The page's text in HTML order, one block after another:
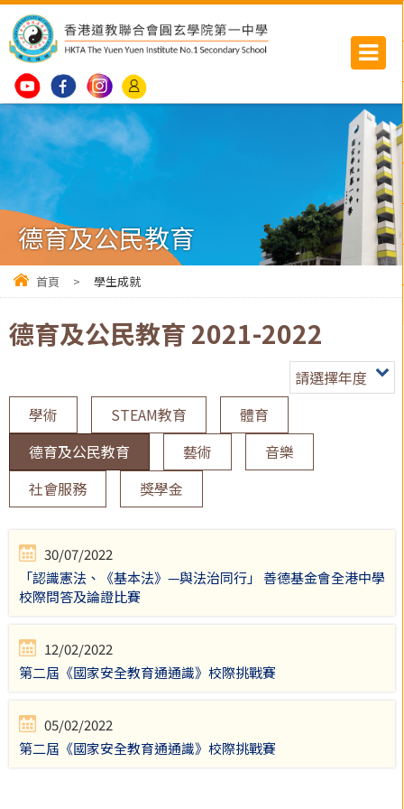
德育及公民教育
首頁 > 學生成就
德育及公民教育 2021-2022
請選擇年度
學術
STEAM教育
體育
德育及公民教育
藝術
音樂
社會服務
獎學金
30/07/2022
「認識憲法、《基本法》—與法治同行」 善德基金會全港中學
校際問答及論證比賽
12/02/2022
第二屆《國家安全教育通通識》校際挑戰賽
05/02/2022
第二屆《國家安全教育通通識》校際挑戰賽